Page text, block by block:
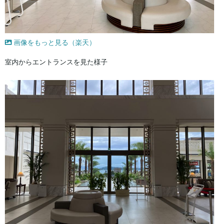
画像をもっと見る（楽天）
室内からエントランスを見た様子